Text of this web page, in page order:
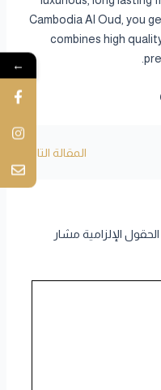
Cambodia Al Oud, you
combines high
المقالة التالية
الحقول الإلزامية مشار
←